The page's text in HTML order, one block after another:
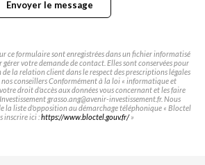
Envoyer le message
ce formulaire sont enregistrées dans un fichier informatisé
votre demande de contact. Elles sont conservées pour
de la relation client dans le respect des prescriptions légales
conseillers Conformément à la loi « informatique et
droit d'accès aux données vous concernant et les faire
grasso.ang@avenir-investissement.fr. Nous
la liste d'opposition au démarchage téléphonique « Bloctel
inscrire ici :https://www.bloctel.gouv.fr/»